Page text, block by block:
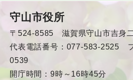
守山市役所
〒524-8585 滋賀県守山市吉身
代表電話番号：077-583-2525
0539
開庁時間：9時～16時45分